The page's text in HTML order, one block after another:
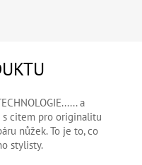
a
s citem pro originalitu
nůžek. To je to, co
stylisty.